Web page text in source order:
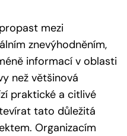
mezi
znevýhodněním,
informací v oblasti
než většinová
praktické a citlivé
tato důležitá
Organizacím